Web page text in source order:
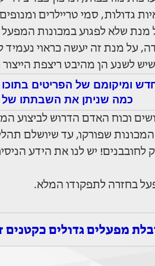
גדולות, סמי טריילרים
מנת שלא לפגוע במכונות המפעל
על מנת זה יעשה כראוי נעמיד
לשנע הן מהיבט ריצפת
ומיקומם של הפריטים
כמה שניתן את השבתתו
וכוח האדם הדרוש לביצוע
שפורקו, עד שיושלם
יש לנו את הידע
בחזרה לתפקודו המלא.
מפעלים גדולים